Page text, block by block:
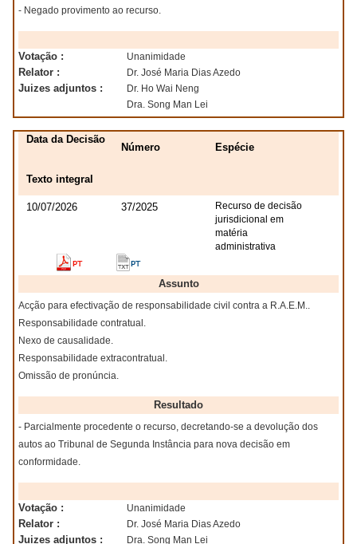
- Negado provimento ao recurso.
Votação : Unanimidade
Relator : Dr. José Maria Dias Azedo
Juizes adjuntos :
Dr. Ho Wai Neng
Dra. Song Man Lei
Data da Decisão
Número Espécie
Texto integral
10/07/2026 37/2025
Recurso de decisão
jurisdicional em
matéria
administrativa
Assunto
Acção para efectivação de responsabilidade civil contra a R.A.E.M..
Responsabilidade contratual.
Nexo de causalidade.
Responsabilidade extracontratual.
Omissão de pronúncia.
Resultado
- Parcialmente procedente o recurso, decretando-se a devolução dos
autos ao Tribunal de Segunda Instância para nova decisão em
conformidade.
Votação : Unanimidade
Relator : Dr. José Maria Dias Azedo
Juizes adjuntos : Dra. Song Man Lei